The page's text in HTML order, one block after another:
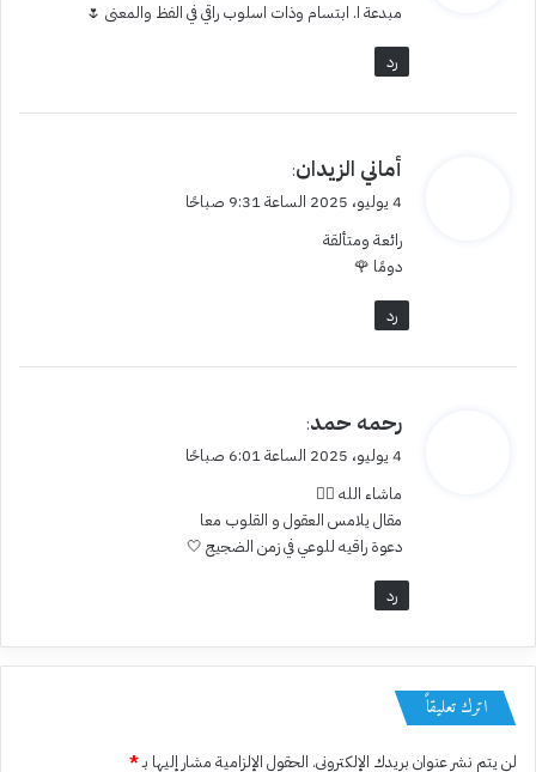
ل
مبدعة ا. ابتسام وذات اسلوب راقي في الفظ والمعنى 🌷
رد
ي
ل
أماني الزيدان:
4 يوليو، 2025 الساعة 9:31 صباحًا
رائعة ومتألقة
دومًا 🌹
رد
ي
ل
رحمه حمد:
4 يوليو، 2025 الساعة 6:01 صباحًا
ماشاء الله 👍🏻
مقال يلامس العقول و القلوب معا
دعوة راقيه للوعي في زمن الضجيج 🤍
رد
اترك تعليقاً
لن يتم نشر عنوان بريدك الإلكتروني. الحقول الإلزامية مشار إليها بـ*